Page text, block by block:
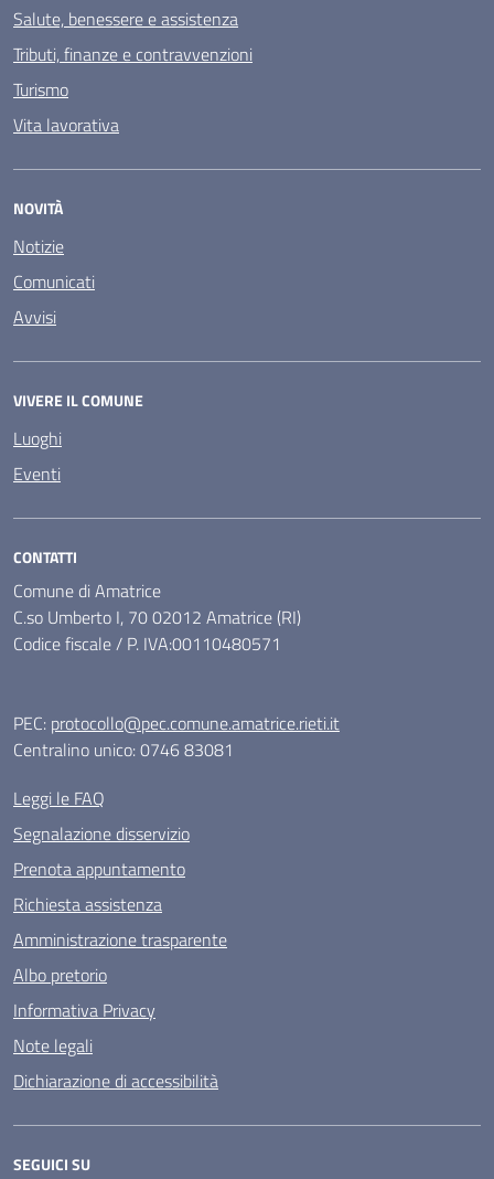
Salute, benessere e assistenza
Tributi, finanze e contravvenzioni
Turismo
Vita lavorativa
NOVITÀ
Notizie
Comunicati
Avvisi
VIVERE IL COMUNE
Luoghi
Eventi
CONTATTI
Comune di Amatrice
C.so Umberto I, 70 02012 Amatrice (RI)
Codice fiscale / P. IVA:00110480571
PEC: protocollo@pec.comune.amatrice.rieti.it
Centralino unico: 0746 83081
Leggi le FAQ
Segnalazione disservizio
Prenota appuntamento
Richiesta assistenza
Amministrazione trasparente
Albo pretorio
Informativa Privacy
Note legali
Dichiarazione di accessibilità
SEGUICI SU